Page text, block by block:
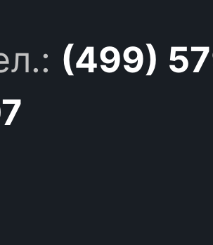
(499)